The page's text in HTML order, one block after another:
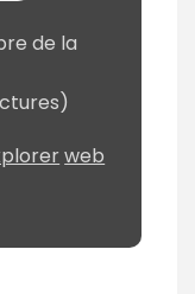
de la
web